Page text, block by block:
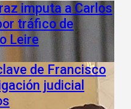
imputa a Carlos
tráfico de
Leire
de Francisco
judicial